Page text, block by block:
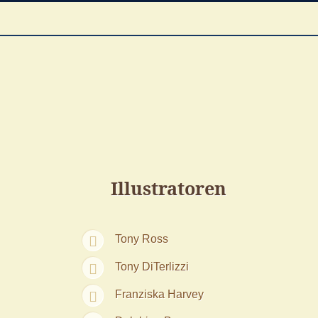
Illustratoren
Tony Ross
Tony DiTerlizzi
Franziska Harvey